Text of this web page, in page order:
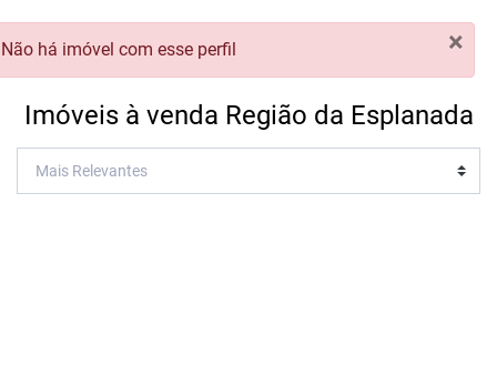
Imóveis à venda Região da Esplanada
×
Não há imóvel com esse perfil